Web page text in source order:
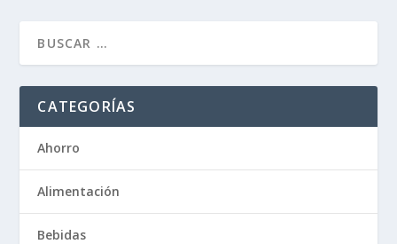
CATEGORÍAS
Ahorro
Alimentación
Bebidas